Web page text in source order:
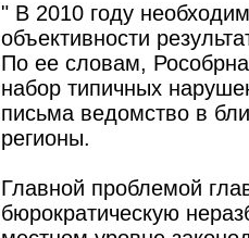
" В 2010 году
объективности
По ее словам,
набор типичных
письма ведомство в
регионы.
Главной проблемой
бюрократическую